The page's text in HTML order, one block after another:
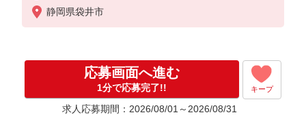
※22:00以降は時給1500円
※高校生時給1150円
■土日・祝手当
土日・祝は時給＋50円
静岡県袋井市
応募画面へ進む
1分で応募完了!! キープ
求人応募期間：2026/08/01～2026/08/31